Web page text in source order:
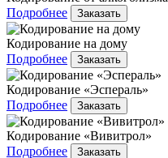
Подробнее
Заказать
Кодирование на дому
Подробнее
Заказать
Кодирование «Эспераль»
Подробнее
Заказать
Кодирование «Вивитрол»
Подробнее
Заказать